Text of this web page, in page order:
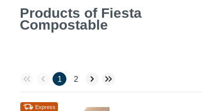
Products of Fiesta
Compostable
1 2
Express